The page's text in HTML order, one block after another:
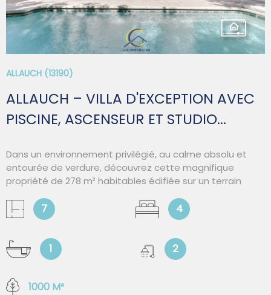
CONTACT
ALLAUCH (13190)
ALLAUCH – VILLA D'EXCEPTION AVEC
PISCINE, ASCENSEUR ET STUDIO...
Dans un environnement privilégié, au calme absolu et
entourée de verdure, découvrez cette magnifique
propriété de 278 m² habitables édifiée sur un terrain
par les volumes généreux, la luminosité omniprésente et
les prestations rares qui font de cette maison un bien
vaste double séjour baigné de lumière avec cheminée,
prolongé par une grande terrasse ouverte sur le jardin. La
parfaitement cet espace dédié à la vie de famille et à la
7 4
1 2
1000 M²